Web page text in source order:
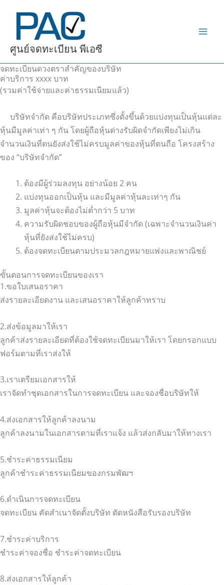
content
ศูนย์จดทะเบียน พีเอซี
จดทะเบียนดวงตราสำคัญของบริษัท
ค่าบริการ xxxx บาท
(รวมค่าใช้จ่ายและค่าธรรมเนียมแล้ว)
บริษัทจำกัด คือบริษัทประเภทซึ่งตั้งขึ้นด้วยแบ่งทุนเป็นหุ้นแต่ละ
หุ้นมีมูลค่าเท่า ๆ กัน โดยผู้ถือหุ้นต่างรับผิดจำกัดเพียงไม่เกิน
จำนวนเงินที่ตนยังส่งใช้ไม่ครบมูลค่าของหุ้นที่ตนถือ โครงสร้าง
ของ “บริษัทจำกัด”
ต้องมีผู้ร่วมลงทุน อย่างน้อย 2 คน
แบ่งทุนออกเป็นหุ้น และมีมูลค่าหุ้นละเท่าๆ กัน
มูลค่าหุ้นจะต้องไม่ต่ำกว่า 5 บาท
ความรับผิดชอบของผู้ถือหุ้นมีจำกัด (เฉพาะจำนวนเงินค่า
หุ้นที่ยังส่งใช้ไม่ครบ)
ต้องจดทะเบียนตามประมวลกฎหมายแพ่งและพาณิชย์
ขั้นตอนการจดทะเบียนของเรา
1.ขอใบเสนอราคา
ส่งรายละเอียดงาน และเสนอราคาให้ลูกค้าทราบ
2.ส่งข้อมูลมาให้เรา
ลูกค้าส่งรายละเอียดที่ต้องใช้จดทะเบียนมาให้เรา โดยกรอกแบบ
ฟอร์มตามที่เราส่งให้
3.เราเตรียมเอกสารให้
เราจัดทำชุดเอกสารในการจดทะเบียน และจองชื่อบริษัทให้
4.ส่งเอกสารให้ลูกค้าลงนาม
ลูกค้าลงนามในเอกสารตามที่เราแจ้ง แล้วส่งกลับมาให้ทางเรา
5.ชำระค่าธรรมเนียม
ลูกค้าชำระค่าธรรมเนียมของกรมพัฒฯ
6.ดำเนินการจดทะเบียน
จดทะเบียน คัดสำเนาจัดตั้งบริษัท ตัดหนังสือรับรองบริษัท
7.ชำระค่าบริการ
ชำระค่าจองชื่อ ชำระค่าจดทะเบียน
8.ส่งเอกสารให้ลูกค้า